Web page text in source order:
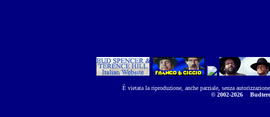
È vietata la riproduzione, anche parziale, senza
© 2002-2026